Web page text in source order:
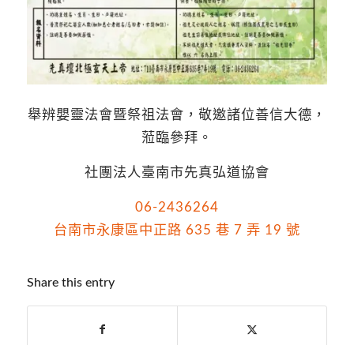
舉辨嬰靈法會暨祭祖法會，敬邀諸位善信大德，
蒞臨參拜。
社團法人臺南市先真弘道協會
06-2436264
台南市永康區中正路 635 巷 7 弄 19 號
Share this entry